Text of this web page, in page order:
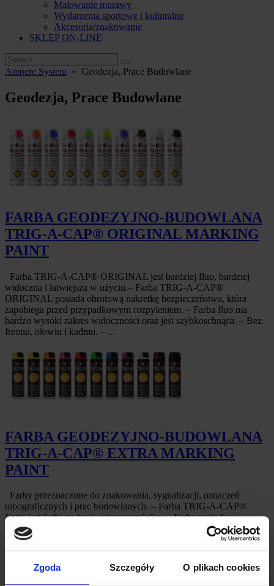
Zgoda Szczegóły O plikach cookies
Malowanie murawy
Wydarzenia sportowe i kulturalne
Akcesoria/znakowanie
SKLEP ON-LINE
Ampere System » Geodezja, Prace Budowlane
Geodezja, Prace Budowlane
FARBA GEODEZYJNO-BUDOWLANA
TRIG-A-CAP® ORIGINAL MARKING
PAINT
Farba TRIG-A-CAP® ORIGINAL jest bardziej fluo, bardziej
widoczna i łatwiejsza w użyciu.– Farba TRIG-A-CAP®
ORIGINAL posiada obrotową nakretkę bezpieczeństwa, która
zapobiega przed przypadkowym rozpyleniem. – Farba fluo ma
bardzo wysoki zakres widoczności oraz jest szybkoschnąca. – Bez
freonu, ołowiu i kadmu. – ...
FARBA GEODEZYJNO-BUDOWLANA
TRIG-A-CAP® EXTRA MARKING
PAINT
Farby przeznaczone do znakowania, sygnalizacji, oznaczeń
topograficznych i prac budowlanych. – Farba TRIG-A-CAP®
Extra jest farbą na bazie rozpuszczalnika. – Farba posiada
ergonomiczną i obrotową nakretkę bezpieczeństwa. – Z farbą
TRIG-A-CAP® Extra, oznaczenia fluo są bardziej widoczne,
długotrwałe, szybkoschnące i ...